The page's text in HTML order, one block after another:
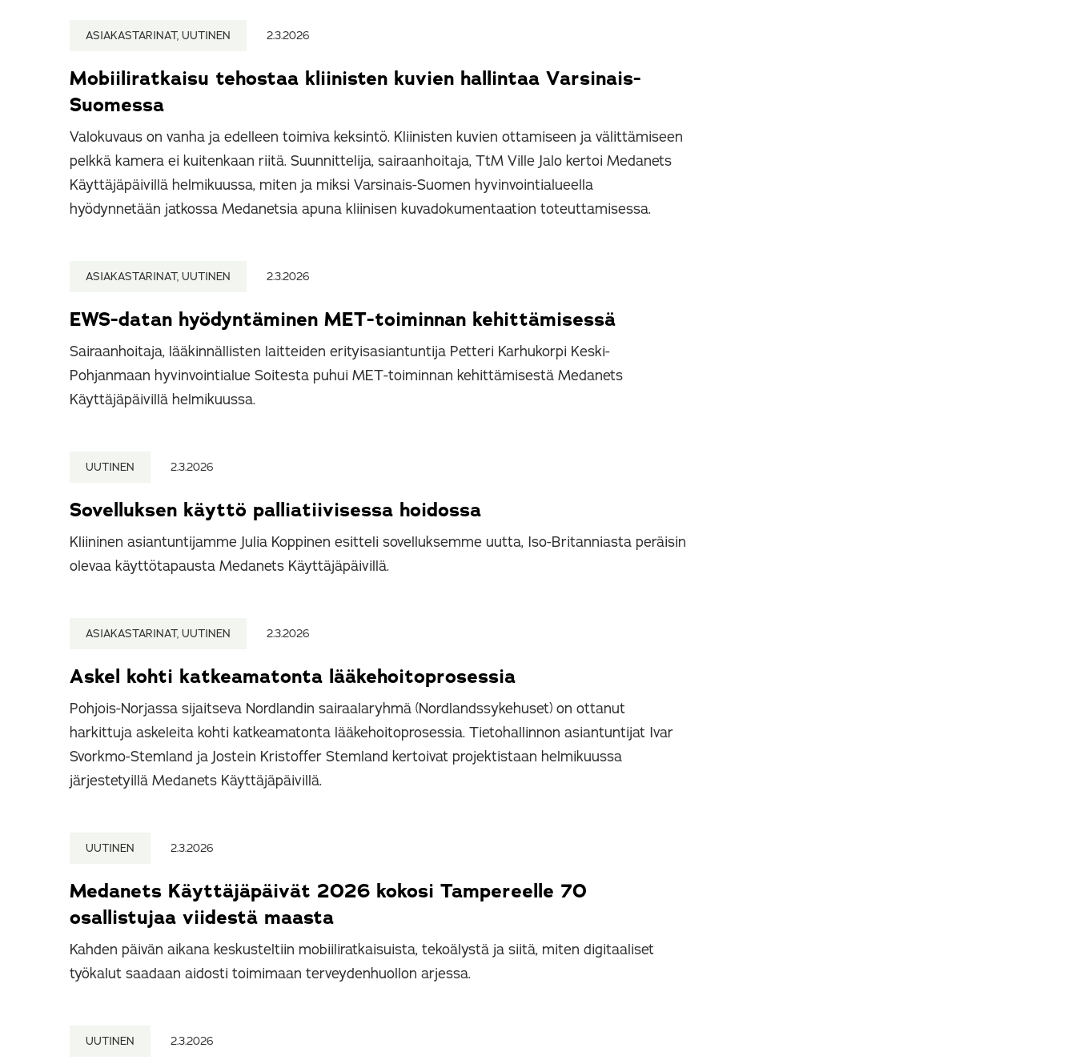
ASIAKASTARINAT, UUTINEN 2.3.2026
Mobiiliratkaisu tehostaa kliinisten kuvien hallintaa Varsinais-
Suomessa
Valokuvaus on vanha ja edelleen toimiva keksintö. Kliinisten kuvien ottamiseen ja välittämiseen
pelkkä kamera ei kuitenkaan riitä. Suunnittelija, sairaanhoitaja, TtM Ville Jalo kertoi Medanets
Käyttäjäpäivillä helmikuussa, miten ja miksi Varsinais-Suomen hyvinvointialueella
hyödynnetään jatkossa Medanetsia apuna kliinisen kuvadokumentaation toteuttamisessa.
ASIAKASTARINAT, UUTINEN 2.3.2026
EWS-datan hyödyntäminen MET-toiminnan kehittämisessä
Sairaanhoitaja, lääkinnällisten laitteiden erityisasiantuntija Petteri Karhukorpi Keski-
Pohjanmaan hyvinvointialue Soitesta puhui MET-toiminnan kehittämisestä Medanets
Käyttäjäpäivillä helmikuussa.
UUTINEN 2.3.2026
Sovelluksen käyttö palliatiivisessa hoidossa
Kliininen asiantuntijamme Julia Koppinen esitteli sovelluksemme uutta, Iso-Britanniasta peräisin
olevaa käyttötapausta Medanets Käyttäjäpäivillä.
ASIAKASTARINAT, UUTINEN 2.3.2026
Askel kohti katkeamatonta lääkehoitoprosessia
Pohjois-Norjassa sijaitseva Nordlandin sairaalaryhmä (Nordlandssykehuset) on ottanut
harkittuja askeleita kohti katkeamatonta lääkehoitoprosessia. Tietohallinnon asiantuntijat Ivar
Svorkmo-Stemland ja Jostein Kristoffer Stemland kertoivat projektistaan helmikuussa
järjestetyillä Medanets Käyttäjäpäivillä.
UUTINEN 2.3.2026
Medanets Käyttäjäpäivät 2026 kokosi Tampereelle 70
osallistujaa viidestä maasta
Kahden päivän aikana keskusteltiin mobiiliratkaisuista, tekoälystä ja siitä, miten digitaaliset
työkalut saadaan aidosti toimimaan terveydenhuollon arjessa.
UUTINEN 2.3.2026